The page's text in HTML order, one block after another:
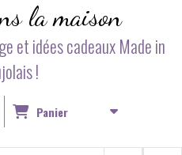
la maison
et idées cadeaux Made in
!
Panier